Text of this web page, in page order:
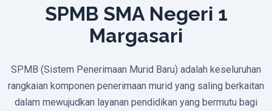
SPMB SMA Negeri 1
Margasari
SPMB (Sistem Penerimaan Murid Baru) adalah keseluruhan
rangkaian komponen penerimaan murid yang saling berkaitan
dalam mewujudkan layanan pendidikan yang bermutu bagi